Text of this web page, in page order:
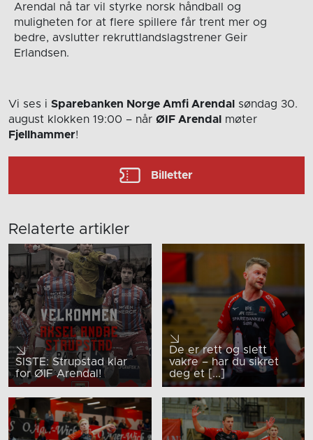
Arendal nå tar vil styrke norsk håndball og
muligheten for at flere spillere får trent mer og
bedre, avslutter rekruttlandslagstrener Geir
Erlandsen.
Vi ses i Sparebanken Norge Amfi Arendal
søndag 30.
august klokken 19:00 – når ØIF Arendal
møter
Fjellhammer!
Billetter
Relaterte artikler
SISTE: Strupstad klar
for ØIF Arendal!
De er rett og slett
vakre – har du sikret
deg et [...]